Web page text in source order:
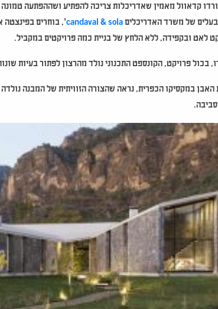
קדאוול מאמין שאדריכלות צריכה להפתיע ושההפתעה
של משרד האדריכליםcandaval & sola
’, בוחרים בפינצטה
לאט ובקפידה, ללא הלחץ של בניית כמה פרויקטים במקביל.
בכול פרויקט, הקונספט התכנוני נולד מהרצון לפתור בעיות
האבן במקסיקו הכפרית, נראה שהצורה הזוויתית של המבנה